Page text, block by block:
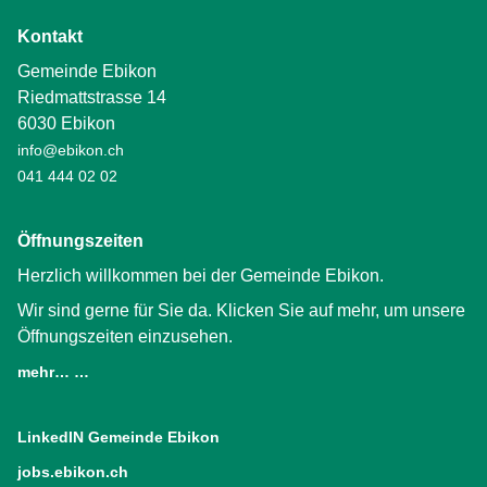
Kontakt
Gemeinde Ebikon
Riedmattstrasse 14
6030 Ebikon
info@ebikon.ch
041 444 02 02
Öffnungszeiten
Herzlich willkommen bei der Gemeinde Ebikon.
Wir sind gerne für Sie da. Klicken Sie auf mehr, um unsere
Öffnungszeiten einzusehen.
mehr… …
LinkedIN Gemeinde Ebikon
jobs.ebikon.ch